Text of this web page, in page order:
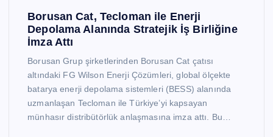
Borusan Cat, Tecloman ile Enerji
Depolama Alanında Stratejik İş Birliğine
İmza Attı
Borusan Grup şirketlerinden Borusan Cat çatısı
altındaki FG Wilson Enerji Çözümleri, global ölçekte
batarya enerji depolama sistemleri (BESS) alanında
uzmanlaşan Tecloman ile Türkiye’yi kapsayan
münhasır distribütörlük anlaşmasına imza attı. Bu…